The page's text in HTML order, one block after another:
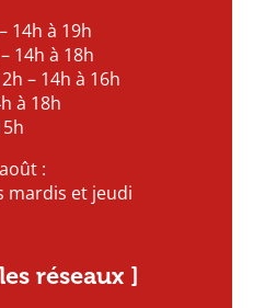
14h à 19h
14h à 18h
– 14h à 16h
à 18h
:
mardis et jeudi
réseaux ]